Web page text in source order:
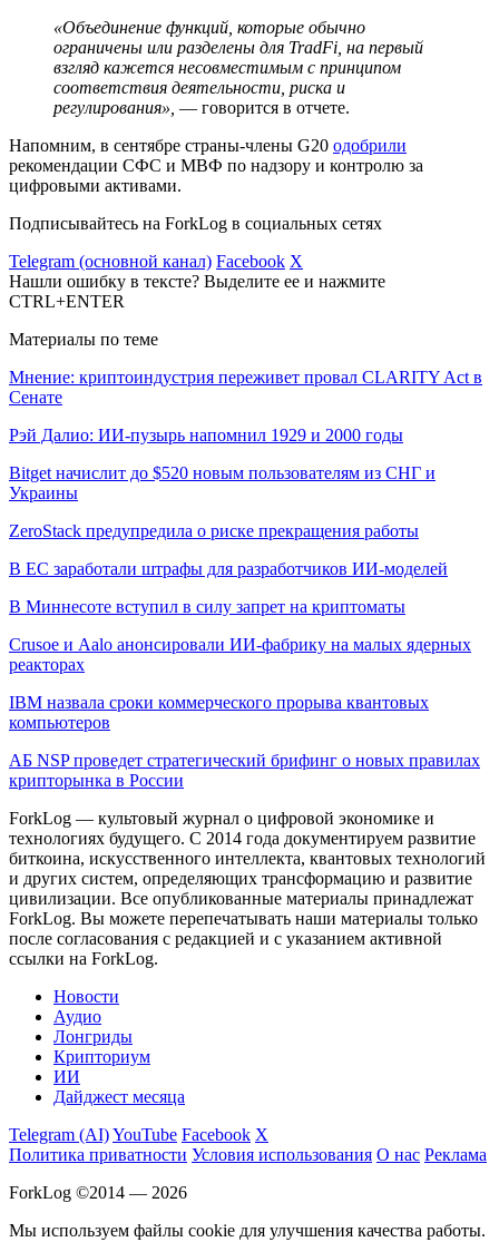
«Объединение функций, которые обычно
ограничены или разделены для TradFi, на первый
взгляд кажется несовместимым с принципом
соответствия деятельности, риска и
регулирования», — говорится в отчете.
Напомним, в сентябре страны-члены G20 одобрили
рекомендации СФС и МВФ по надзору и контролю за
цифровыми активами.
Подписывайтесь на ForkLog в социальных сетях
Telegram (основной канал) Facebook X
Нашли ошибку в тексте? Выделите ее и нажмите
CTRL+ENTER
Материалы по теме
Мнение: криптоиндустрия переживет провал CLARITY Act в
Сенате
Рэй Далио: ИИ-пузырь напомнил 1929 и 2000 годы
Bitget начислит до $520 новым пользователям из СНГ и
Украины
ZeroStack предупредила о риске прекращения работы
В ЕС заработали штрафы для разработчиков ИИ-моделей
В Миннесоте вступил в силу запрет на криптоматы
Crusoe и Aalo анонсировали ИИ-фабрику на малых ядерных
реакторах
IBM назвала сроки коммерческого прорыва квантовых
компьютеров
АБ NSP проведет стратегический брифинг о новых правилах
крипторынка в России
ForkLog — культовый журнал о цифровой экономике и
технологиях будущего. С 2014 года документируем развитие
биткоина, искусственного интеллекта, квантовых технологий
и других систем, определяющих трансформацию и развитие
цивилизации. Все опубликованные материалы принадлежат
ForkLog. Вы можете перепечатывать наши материалы только
после согласования с редакцией и с указанием активной
ссылки на ForkLog.
Новости
Аудио
Лонгриды
Крипториум
ИИ
Дайджест месяца
Telegram (AI)YouTube Facebook X
Политика приватности Условия использования О нас Реклама
ForkLog ©2014 — 2026
Мы используем файлы cookie для улучшения качества работы.